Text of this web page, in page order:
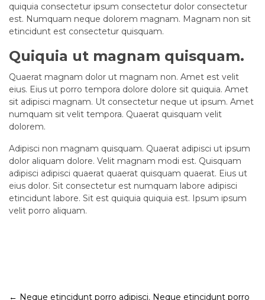
quiquia consectetur ipsum consectetur dolor consectetur
est. Numquam neque dolorem magnam. Magnam non sit
etincidunt est consectetur quisquam.
Quiquia ut magnam quisquam.
Quaerat magnam dolor ut magnam non. Amet est velit
eius. Eius ut porro tempora dolore dolore sit quiquia. Amet
sit adipisci magnam. Ut consectetur neque ut ipsum. Amet
numquam sit velit tempora. Quaerat quisquam velit
dolorem.
Adipisci non magnam quisquam. Quaerat adipisci ut ipsum
dolor aliquam dolore. Velit magnam modi est. Quisquam
adipisci adipisci quaerat quaerat quisquam quaerat. Eius ut
eius dolor. Sit consectetur est numquam labore adipisci
etincidunt labore. Sit est quiquia quiquia est. Ipsum ipsum
velit porro aliquam.
← Neque etincidunt porro adipisci. Neque etincidunt porro